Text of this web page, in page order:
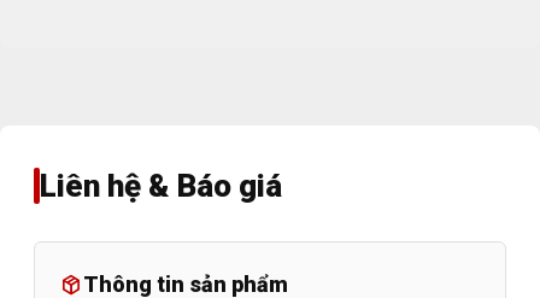
Liên hệ & Báo giá
Thông tin sản phẩm